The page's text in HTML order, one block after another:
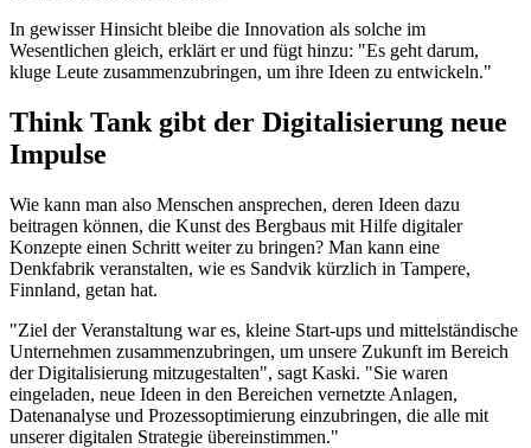
In gewisser Hinsicht bleibe die Innovation als solche im
Wesentlichen gleich, erklärt er und fügt hinzu: "Es geht darum,
kluge Leute zusammenzubringen, um ihre Ideen zu entwickeln."
Think Tank gibt der Digitalisierung neue
Impulse
Wie kann man also Menschen ansprechen, deren Ideen dazu
beitragen können, die Kunst des Bergbaus mit Hilfe digitaler
Konzepte einen Schritt weiter zu bringen? Man kann eine
Denkfabrik veranstalten, wie es Sandvik kürzlich in Tampere,
Finnland, getan hat.
"Ziel der Veranstaltung war es, kleine Start-ups und mittelständische
Unternehmen zusammenzubringen, um unsere Zukunft im Bereich
der Digitalisierung mitzugestalten", sagt Kaski. "Sie waren
eingeladen, neue Ideen in den Bereichen vernetzte Anlagen,
Datenanalyse und Prozessoptimierung einzubringen, die alle mit
unserer digitalen Strategie übereinstimmen."